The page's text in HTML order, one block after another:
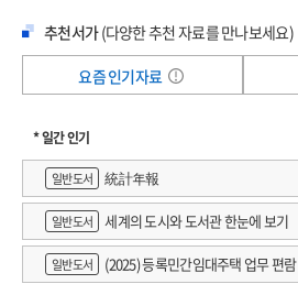
추천서가(다양한 추천 자료를 만나보세요)
요즘 인기자료
* 일간 인기
일반도서
統計年報
일반도서 세계의 도시와 도서관 한눈에 보기
일반도서 (2025) 등록민간임대주택 업무 편람